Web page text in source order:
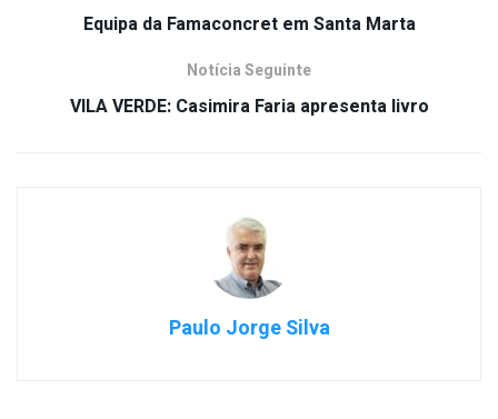
Equipa da Famaconcret em Santa Marta
Notícia Seguinte
VILA VERDE: Casimira Faria apresenta livro
Paulo Jorge Silva